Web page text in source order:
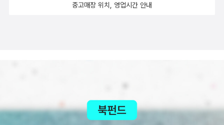
중고매장 위치, 영업시간 안내